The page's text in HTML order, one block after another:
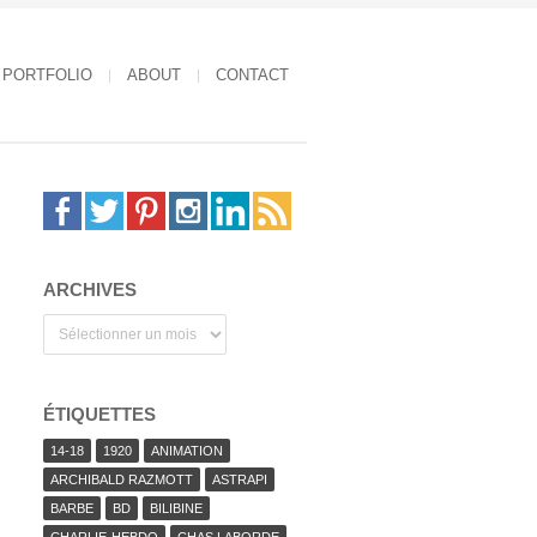
PORTFOLIO ABOUT CONTACT
ARCHIVES
ÉTIQUETTES
14-18 1920
ANIMATION
ARCHIBALD RAZMOTT
ASTRAPI
BARBE
BD
BILIBINE